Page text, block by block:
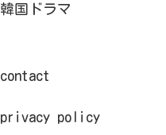
韓国ドラマ
contact
privacy policy